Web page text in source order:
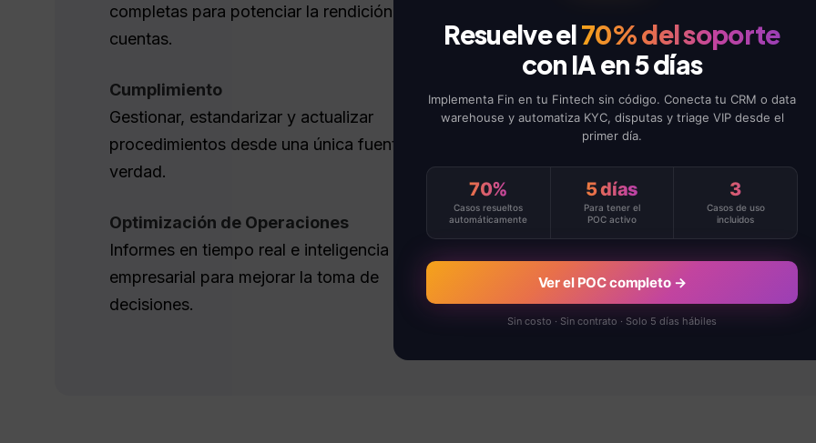
completas para potenciar la rendición de
cuentas.
Cumplimiento
Gestionar, estandarizar y actualizar
procedimientos desde una única fuente de
verdad.
Optimización de Operaciones
Informes en tiempo real e inteligencia
empresarial para mejorar la toma de
decisiones.
Resuelve el70% del soporte
con IA en 5 días
Implementa Fin en tu Fintech sin código. Conecta tu CRM o data
warehouse y automatiza KYC, disputas y triage VIP desde el
primer día.
70%
Casos resueltos
automáticamente
5 días
Para tener el
POC activo
3
Casos de uso
incluidos
Ver el POC completo →
Sin costo · Sin contrato · Solo 5 días hábiles